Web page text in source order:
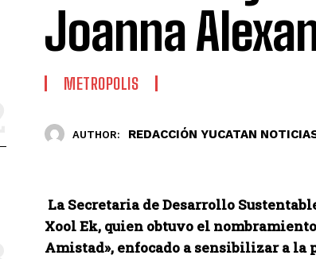
Joanna
METROPOLIS
AUTHOR: REDACCIÓN YUCATAN
La Secretaria de Desarrollo
Xool Ek, quien obtuvo el
Amistad», enfocado a sensibilizar a la